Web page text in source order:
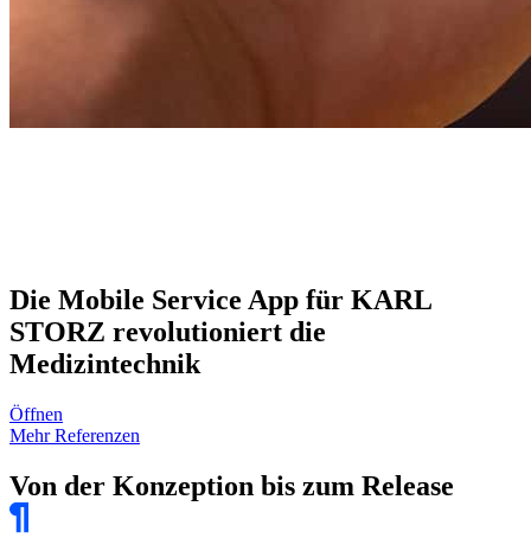
Die Mobile Service App für KARL
STORZ revolutioniert die
Medizintechnik
Öffnen
Mehr Referenzen
Von der Konzeption bis zum Release